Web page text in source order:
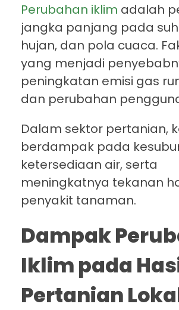
Perubahan iklim adalah
jangka panjang pada
hujan, dan pola cuaca.
yang menjadi
peningkatan emisi gas
dan perubahan
Dalam sektor pertanian,
berdampak pada
ketersediaan air, serta
meningkatnya tekanan
penyakit tanaman.
Dampak
Iklim pada
Pertanian